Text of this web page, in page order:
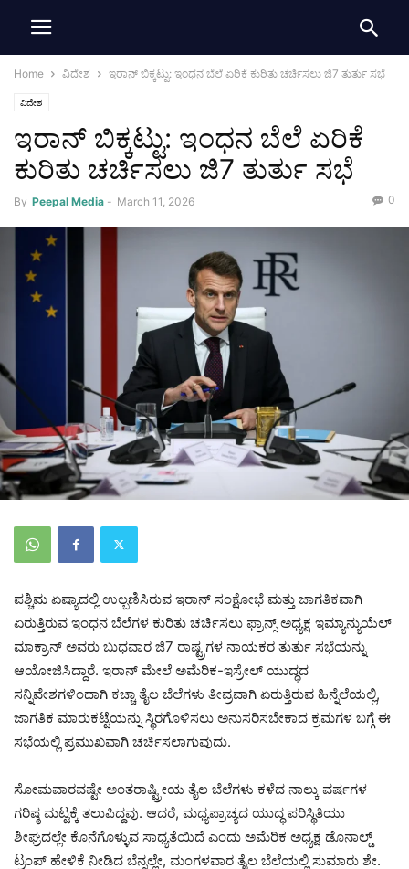
Home ವಿದೇಶ ಇರಾನ್ ಬಿಕ್ಕಟ್ಟು: ಇಂಧನ ಬೆಲೆ ಏರಿಕೆ ಕುರಿತು ಚರ್ಚಿಸಲು ಜಿ7 ತುರ್ತು ಸಭೆ
ವಿದೇಶ
ಇರಾನ್ ಬಿಕ್ಕಟ್ಟು: ಇಂಧನ ಬೆಲೆ ಏರಿಕೆ
ಕುರಿತು ಚರ್ಚಿಸಲು ಜಿ7 ತುರ್ತು ಸಭೆ
By Peepal Media - March 11, 2026 0
ಪಶ್ಚಿಮ ಏಷ್ಯಾದಲ್ಲಿ ಉಲ್ಬಣಿಸಿರುವ ಇರಾನ್ ಸಂಕ್ಷೋಭೆ ಮತ್ತು ಜಾಗತಿಕವಾಗಿ
ಏರುತ್ತಿರುವ ಇಂಧನ ಬೆಲೆಗಳ ಕುರಿತು ಚರ್ಚಿಸಲು ಫ್ರಾನ್ಸ್ ಅಧ್ಯಕ್ಷ ಇಮ್ಯಾನ್ಯುಯೆಲ್
ಮಾಕ್ರಾನ್ ಅವರು ಬುಧವಾರ ಜಿ7 ರಾಷ್ಟ್ರಗಳ ನಾಯಕರ ತುರ್ತು ಸಭೆಯನ್ನು
ಆಯೋಜಿಸಿದ್ದಾರೆ. ಇರಾನ್ ಮೇಲೆ ಅಮೆರಿಕ-ಇಸ್ರೇಲ್ ಯುದ್ಧದ
ಸನ್ನಿವೇಶಗಳಿಂದಾಗಿ ಕಚ್ಚಾ ತೈಲ ಬೆಲೆಗಳು ತೀವ್ರವಾಗಿ ಏರುತ್ತಿರುವ ಹಿನ್ನೆಲೆಯಲ್ಲಿ,
ಜಾಗತಿಕ ಮಾರುಕಟ್ಟೆಯನ್ನು ಸ್ಥಿರಗೊಳಿಸಲು ಅನುಸರಿಸಬೇಕಾದ ಕ್ರಮಗಳ ಬಗ್ಗೆ ಈ
ಸಭೆಯಲ್ಲಿ ಪ್ರಮುಖವಾಗಿ ಚರ್ಚಿಸಲಾಗುವುದು.
ಸೋಮವಾರವಷ್ಟೇ ಅಂತರಾಷ್ಟ್ರೀಯ ತೈಲ ಬೆಲೆಗಳು ಕಳೆದ ನಾಲ್ಕು ವರ್ಷಗಳ
ಗರಿಷ್ಠ ಮಟ್ಟಕ್ಕೆ ತಲುಪಿದ್ದವು. ಆದರೆ, ಮಧ್ಯಪ್ರಾಚ್ಯದ ಯುದ್ಧ ಪರಿಸ್ಥಿತಿಯು
ಶೀಘ್ರದಲ್ಲೇ ಕೊನೆಗೊಳ್ಳುವ ಸಾಧ್ಯತೆಯಿದೆ ಎಂದು ಅಮೆರಿಕ ಅಧ್ಯಕ್ಷ ಡೊನಾಲ್ಡ್
ಟ್ರಂಪ್ ಹೇಳಿಕೆ ನೀಡಿದ ಬೆನ್ನಲ್ಲೇ, ಮಂಗಳವಾರ ತೈಲ ಬೆಲೆಯಲ್ಲಿ ಸುಮಾರು ಶೇ.